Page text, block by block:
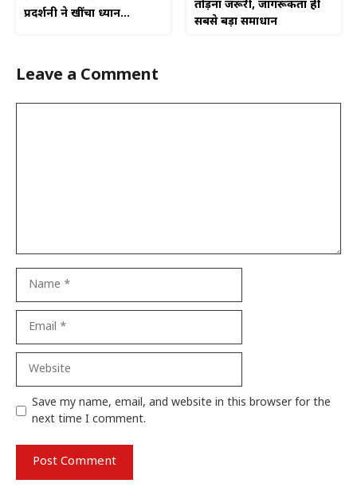
प्रदर्शनी ने खींचा ध्यान…
तोड़ना जरूरी, जागरूकता ही
सबसे बड़ा समाधान
Leave a Comment
Website
Save my name, email, and website in this browser for the
next time I comment.